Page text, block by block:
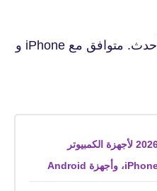
التوافق: يتطلب iOS 9.0 أو أحدث. متوافق مع iPhone و
تطبيق CapCut Web لعام 2026 لأجهزة الكمبيوتر